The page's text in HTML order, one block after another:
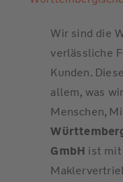
Wir sind die
verlässliche
Kunden.
allem, was
Menschen,
GmbH ist mit